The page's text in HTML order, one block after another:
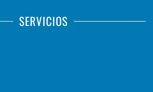
SERVICIOS